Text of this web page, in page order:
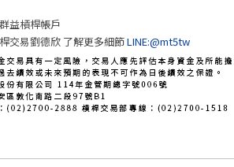
益槓桿帳戶
交易劉德欣 了解更多細節LINE:@mt5tw